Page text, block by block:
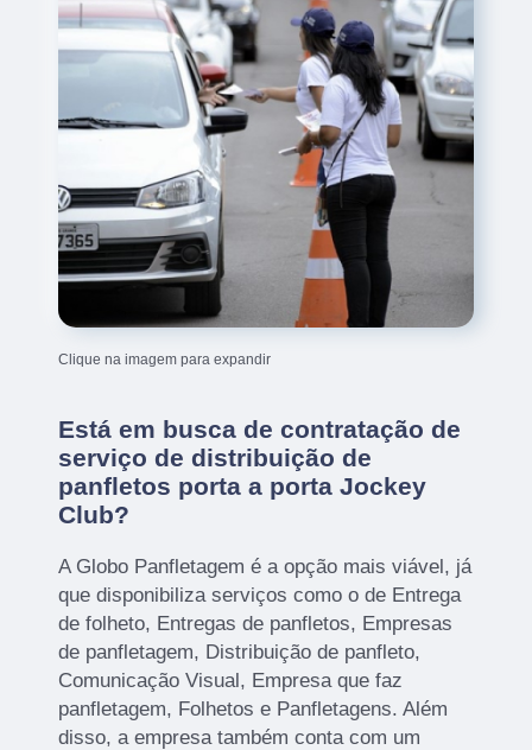
Clique na imagem para expandir
Está em busca de contratação de
serviço de distribuição de
panfletos porta a porta Jockey
Club?
A Globo Panfletagem é a opção mais viável, já
que disponibiliza serviços como o de Entrega
de folheto, Entregas de panfletos, Empresas
de panfletagem, Distribuição de panfleto,
Comunicação Visual, Empresa que faz
panfletagem, Folhetos e Panfletagens. Além
disso, a empresa também conta com um